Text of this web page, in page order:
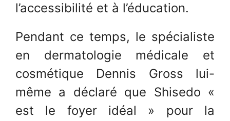
l’accessibilité et à l’éducation.
Pendant ce temps, le spécialiste
en dermatologie médicale et
cosmétique Dennis Gross lui-
même a déclaré que Shisedo «
est le foyer idéal » pour la